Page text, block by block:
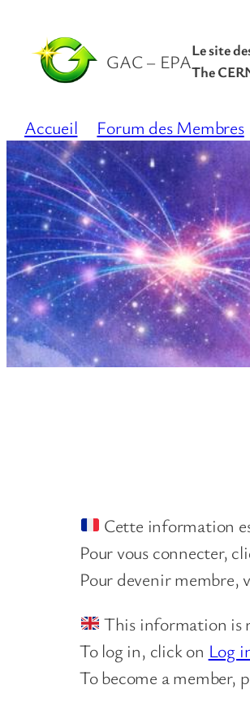
GAC – EPALe site
The
Accueil Forum des Membres
Cette information
Pour vous connecter,
Pour devenir membre,
This information is
To log in, click on Log
To become a member,